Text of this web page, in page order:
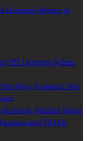
Dokumen Penting di
IDI Lampung Selatan
Maja, Kalianda: Dua
Puluhan Warga
TIDAK